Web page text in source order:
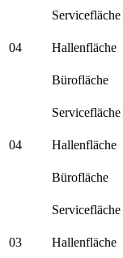
Servicefläche
04 Hallenfläche
Bürofläche
Servicefläche
04 Hallenfläche
Bürofläche
Servicefläche
03 Hallenfläche